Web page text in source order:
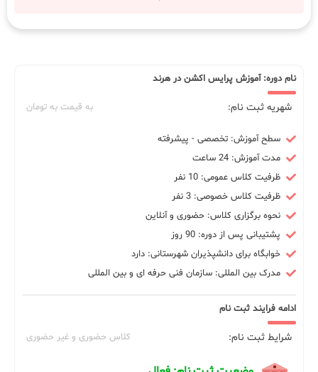
نام دوره: آموزش پرایس اکشن در هرند
شهریه ثبت نام: به قیمت به تومان
سطح آموزش: تخصصی - پیشرفته
مدت آموزش: 24 ساعت
ظرفیت کلاس عمومی: 10 نفر
ظرفیت کلاس خصوصی: 3 نفر
نحوه برگزاری کلاس: حضوری و آنلاین
پشتیبانی پس از دوره: 90 روز
خوابگاه برای دانشپذیران شهرستانی: دارد
مدرک بین المللی: سازمان فنی حرفه ای و بین المللی
ادامه فرایند ثبت نام
شرایط ثبت نام: کلاس حضوری و غیر حضوری